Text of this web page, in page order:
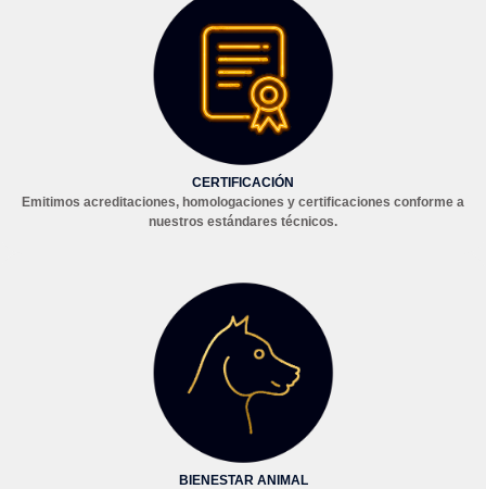
CERTIFICACIÓN
Emitimos acreditaciones, homologaciones y certificaciones conforme a
nuestros estándares técnicos.
BIENESTAR ANIMAL